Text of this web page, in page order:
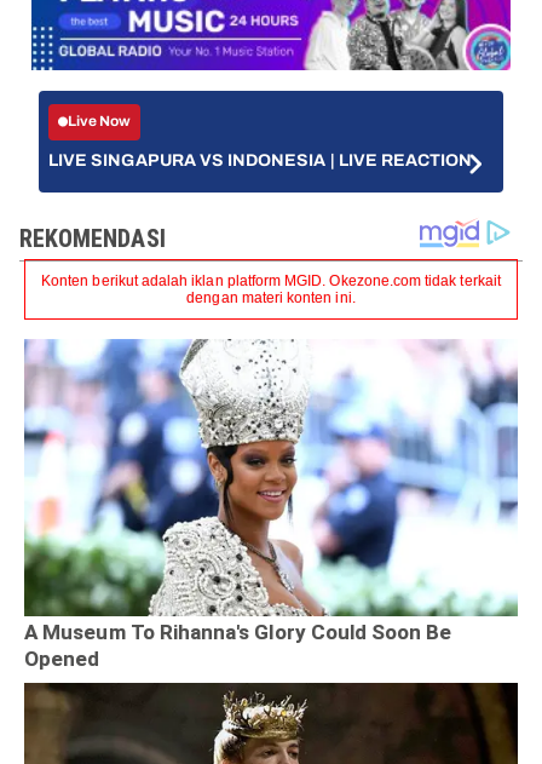
Live Now
LIVE SINGAPURA VS INDONESIA | LIVE REACTION